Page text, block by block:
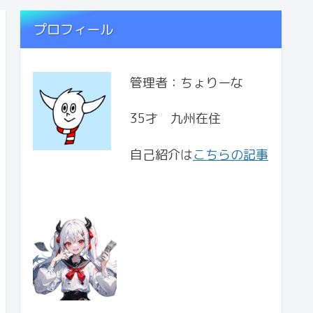
プロフィール
管理者：ちょりーな
35才 九州在住
自己紹介はこちらの記事